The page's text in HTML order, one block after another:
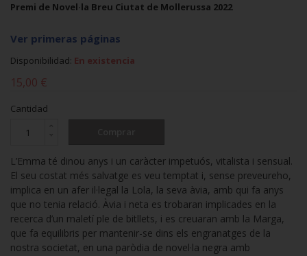
Premi de Novel·la Breu Ciutat de Mollerussa 2022
Ver primeras páginas
Disponibilidad: En existencia
15,00 €
Cantidad
L’Emma té dinou anys i un caràcter impetuós, vitalista i sensual.
El seu costat més salvatge es veu temptat i, sense preveureho,
implica en un afer il·legal la Lola, la seva àvia, amb qui fa anys
que no tenia relació. Àvia i neta es trobaran implicades en la
recerca d’un maletí ple de bitllets, i es creuaran amb la Marga,
que fa equilibris per mantenir-se dins els engranatges de la
nostra societat, en una paròdia de novel·la negra amb